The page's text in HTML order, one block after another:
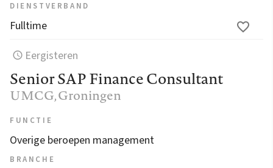
DIENSTVERBAND
Fulltime
Eergisteren
Senior SAP Finance Consultant
UMCG, Groningen
FUNCTIE
Overige beroepen management
BRANCHE